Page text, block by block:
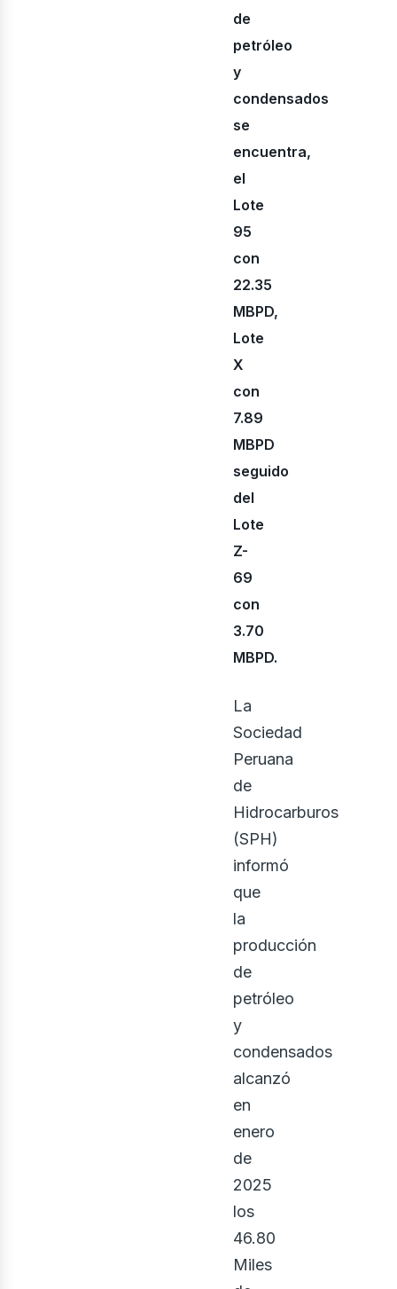
de
petróleo
y
condensados
se
encuentra,
el
Lote
95
con
22.35
MBPD,
Lote
X
con
7.89
MBPD
seguido
del
Lote
Z-
69
con
3.70
MBPD.
La
Sociedad
Peruana
de
Hidrocarburos
(SPH)
informó
que
la
producción
de
petróleo
y
condensados
alcanzó
en
enero
de
2025
los
46.80
Miles